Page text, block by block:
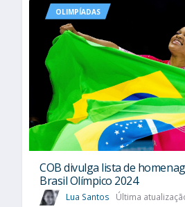
OLIMPÍADAS
COB divulga lista de
Brasil Olímpico 2024
Lua Santos Última